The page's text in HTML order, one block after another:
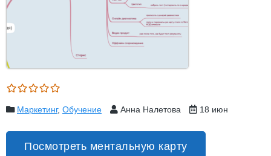
Маркетинг, Обучение Анна Налетова 18 июн
Посмотреть ментальную карту